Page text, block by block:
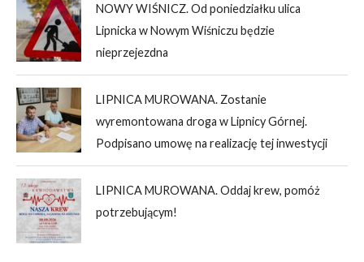
NOWY WIŚNICZ. Od poniedziałku ulica
Lipnicka w Nowym Wiśniczu będzie
nieprzejezdna
LIPNICA MUROWANA. Zostanie
wyremontowana droga w Lipnicy Górnej.
Podpisano umowę na realizację tej inwestycji
LIPNICA MUROWANA. Oddaj krew, pomóż
potrzebującym!